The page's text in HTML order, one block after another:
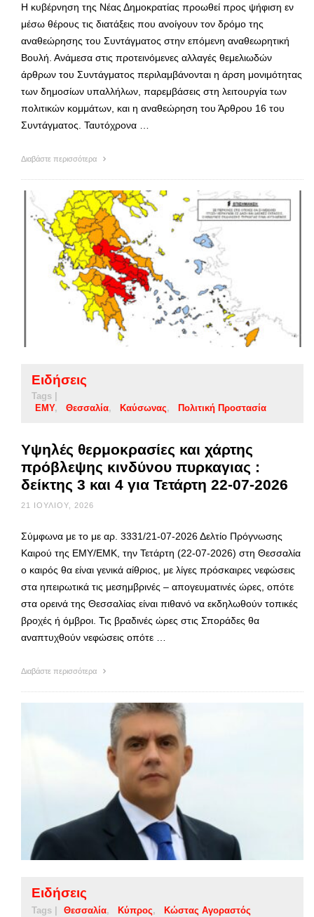
Η κυβέρνηση της Νέας Δημοκρατίας προωθεί προς ψήφιση εν
μέσω θέρους τις διατάξεις που ανοίγουν τον δρόμο της
αναθεώρησης του Συντάγματος στην επόμενη αναθεωρητική
Βουλή. Ανάμεσα στις προτεινόμενες αλλαγές θεμελιωδών
άρθρων του Συντάγματος περιλαμβάνονται η άρση μονιμότητας
των δημοσίων υπαλλήλων, παρεμβάσεις στη λειτουργία των
πολιτικών κομμάτων, και η αναθεώρηση του Άρθρου 16 του
Συντάγματος. Ταυτόχρονα …
Διαβάστε περισσότερα
Ειδήσεις
Tags |
ΕΜΥ
Θεσσαλία Καύσωνας Πολιτική Προστασία
Υψηλές θερμοκρασίες και χάρτης
πρόβλεψης κινδύνου πυρκαγιας :
δείκτης 3 και 4 για Τετάρτη 22-07-2026
21 ΙΟΥΛΊΟΥ, 2026
Σύμφωνα με το με αρ. 3331/21-07-2026 Δελτίο Πρόγνωσης
Καιρού της ΕΜΥ/ΕΜΚ, την Τετάρτη (22-07-2026) στη Θεσσαλία
ο καιρός θα είναι γενικά αίθριος, με λίγες πρόσκαιρες νεφώσεις
στα ηπειρωτικά τις μεσημβρινές – απογευματινές ώρες, οπότε
στα ορεινά της Θεσσαλίας είναι πιθανό να εκδηλωθούν τοπικές
βροχές ή όμβροι. Τις βραδινές ώρες στις Σποράδες θα
αναπτυχθούν νεφώσεις οπότε …
Διαβάστε περισσότερα
Ειδήσεις
Tags | Θεσσαλία Κύπρος Κώστας Αγοραστός